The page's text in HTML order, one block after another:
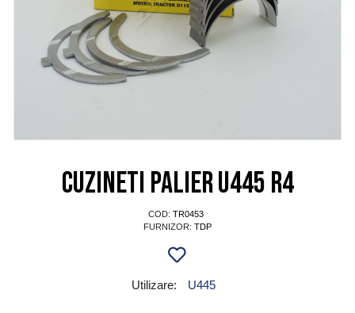
Cuzineti palier U445 R4
COD: TR0453
FURNIZOR: TDP
Utilizare: U445